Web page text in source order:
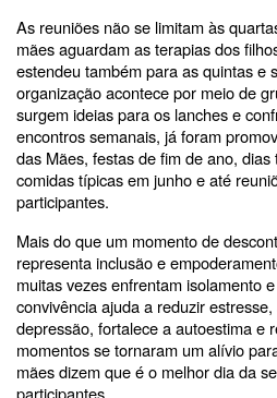
As reuniões não se limitam às
mães aguardam as terapias dos
estendeu também para as quintas e
organização acontece por meio de
surgem ideias para os lanches e
encontros semanais, já foram
das Mães, festas de fim de ano,
comidas típicas em junho e até
participantes.
Mais do que um momento de
representa inclusão e
muitas vezes enfrentam isolamento
convivência ajuda a reduzir
depressão, fortalece a autoestima e
momentos se tornaram um alívio
mães dizem que é o melhor dia da
participantes.